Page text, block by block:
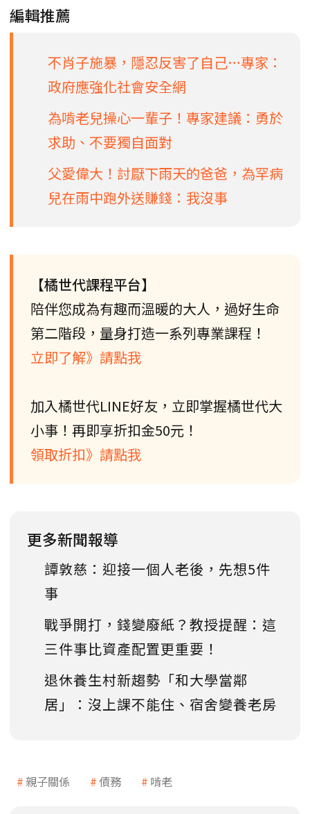
編輯推薦
不肖子施暴，隱忍反害了自己…專家：
政府應強化社會安全網
為啃老兒操心一輩子！專家建議：勇於
求助、不要獨自面對
父愛偉大！討厭下雨天的爸爸，為罕病
兒在雨中跑外送賺錢：我沒事
【橘世代課程平台】
陪伴您成為有趣而溫暖的大人，過好生命
第二階段，量身打造一系列專業課程！
立即了解》請點我
加入橘世代LINE好友，立即掌握橘世代大
小事！再即享折扣金50元！
領取折扣》請點我
更多新聞報導
譚敦慈：迎接一個人老後，先想5件
事
戰爭開打，錢變廢紙？教授提醒：這
三件事比資產配置更重要！
退休養生村新趨勢「和大學當鄰
居」：沒上課不能住、宿舍變養老房
親子關係 債務 啃老